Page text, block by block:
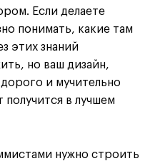
Если делаете
понимать, какие там
этих знаний
но ваш дизайн,
и мучительно
получится в лучшем
нужно строить